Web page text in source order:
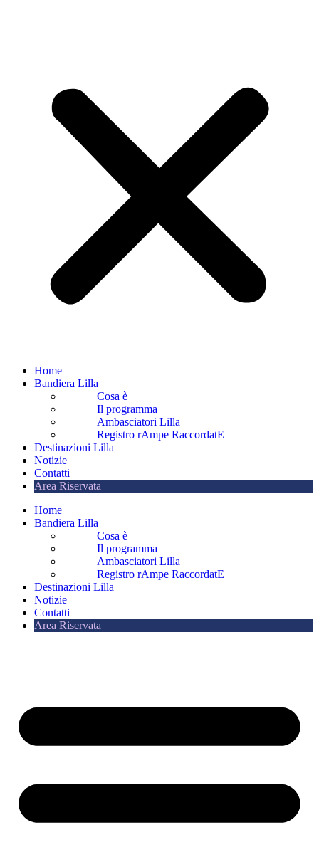
Home
Bandiera Lilla
Cosa è
Il programma
Ambasciatori Lilla
Registro rAmpe RaccordatE
Destinazioni Lilla
Notizie
Contatti
Area Riservata
Home
Bandiera Lilla
Cosa è
Il programma
Ambasciatori Lilla
Registro rAmpe RaccordatE
Destinazioni Lilla
Notizie
Contatti
Area Riservata